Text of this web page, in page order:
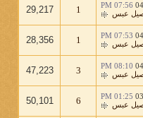
07:56 PM
عبس 1
29,217
07:53 PM
عبس 1
28,356
08:10 PM
عبس 3
47,223
01:25 PM
عبس 6
50,101